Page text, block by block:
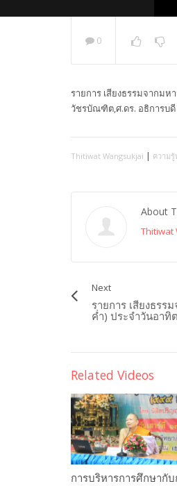
NOW
0
รายการ เสียงธรรมจากม
วัชรบัณฑิต,ศ.ดร. อธิการบ
Thitiwat Wangsukjai | ความรู้
About
Thitiwat
Next
รายการ เสียงธรร
ค่ำ) ประจำวันอา
Related Videos